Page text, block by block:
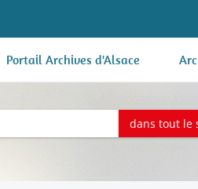
Portail Archives d'Alsace
dans tout le